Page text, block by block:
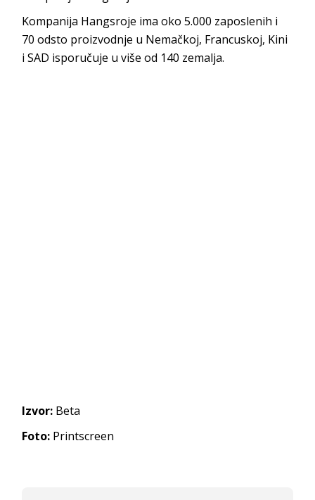
Kompanija Hangsroje ima oko 5.000 zaposlenih i
70 odsto proizvodnje u Nemačkoj, Francuskoj, Kini
i SAD isporučuje u više od 140 zemalja.
Izvor: Beta
Foto: Printscreen